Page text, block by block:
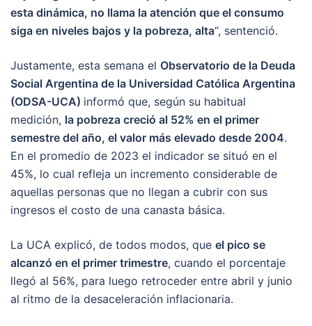
esta dinámica, no llama la atención que el consumo
siga en niveles bajos y la pobreza, alta“, sentenció.
Justamente, esta semana el Observatorio de la Deuda
Social Argentina de la Universidad Católica Argentina
(ODSA-UCA) informó que, según su habitual
medición, la pobreza creció al 52% en el primer
semestre del año, el valor más elevado desde 2004.
En el promedio de 2023 el indicador se situó en el
45%, lo cual refleja un incremento considerable de
aquellas personas que no llegan a cubrir con sus
ingresos el costo de una canasta básica.
La UCA explicó, de todos modos, que el pico se
alcanzó en el primer trimestre, cuando el porcentaje
llegó al 56%, para luego retroceder entre abril y junio
al ritmo de la desaceleración inflacionaria.